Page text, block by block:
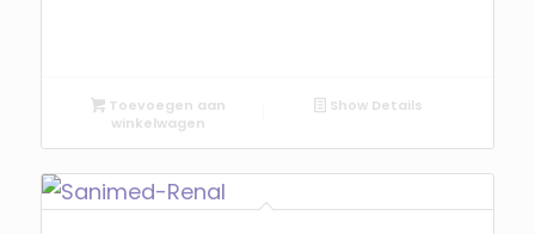
Toevoegen aan
winkelwagen
Show Details